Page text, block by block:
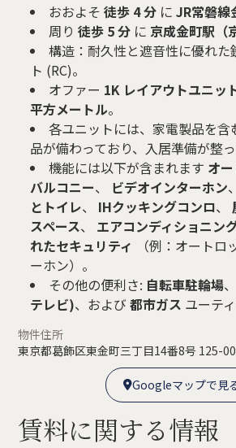
おおよそ徒歩 4 分 にJR常磐線
周り徒歩 5 分 に 京成金町駅（
構造：耐久性と遮音性に優れた
ト (RC)。
オファー 1K レイアウトユニッ
平方メートル。
各ユニットには、家電製品を含
品が備わっており、入居準備が整っ
機能には以下が含まれます オ
バルコニー、 ビデオインターホン
とトイレ、 IHクッキングコンロ、
スペース、 エアコンディショニン
れたセキュリティ
（例：オートロ
ーホン）。
その他の便利さ: 自転車駐輪場、
テレビ)、および都市ガス ユーテ
物件住所
東京都葛飾区東金町三丁目14番8号 125-
Googleマップで見
Googleマップで見
賃料に関する情報